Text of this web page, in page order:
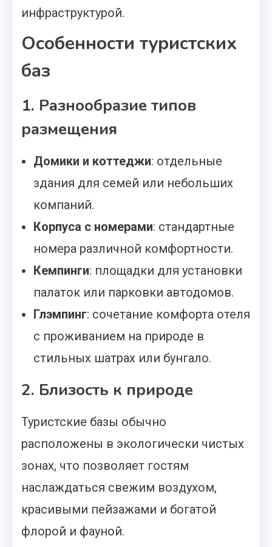
инфраструктурой.
Особенности туристских
баз
1. Разнообразие типов
размещения
Домики и коттеджи: отдельные
здания для семей или небольших
компаний.
Корпуса с номерами: стандартные
номера различной комфортности.
Кемпинги: площадки для установки
палаток или парковки автодомов.
Глэмпинг: сочетание комфорта отеля
с проживанием на природе в
стильных шатрах или бунгало.
2. Близость к природе
Туристские базы обычно
расположены в экологически чистых
зонах, что позволяет гостям
наслаждаться свежим воздухом,
красивыми пейзажами и богатой
флорой и фауной.